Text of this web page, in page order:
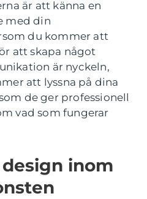
är att känna en
med din
du kommer att
att skapa något
är nyckeln,
att lyssna på dina
de ger professionell
vad som fungerar
inom